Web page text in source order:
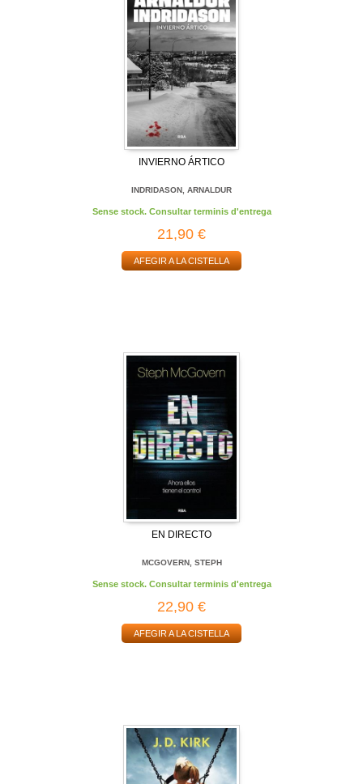
INVIERNO ÁRTICO
INDRIDASON, ARNALDUR
Sense stock. Consultar terminis d'entrega
21,90 €
AFEGIR A LA CISTELLA
EN DIRECTO
MCGOVERN, STEPH
Sense stock. Consultar terminis d'entrega
22,90 €
AFEGIR A LA CISTELLA